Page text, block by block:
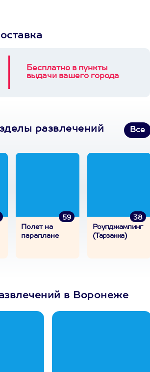
Бесплатно в пункты
выдачи вашего города
развлечений Все
59
Полет на
параплане
38
Роупджампинг
(Тарзанка)
в Воронеже